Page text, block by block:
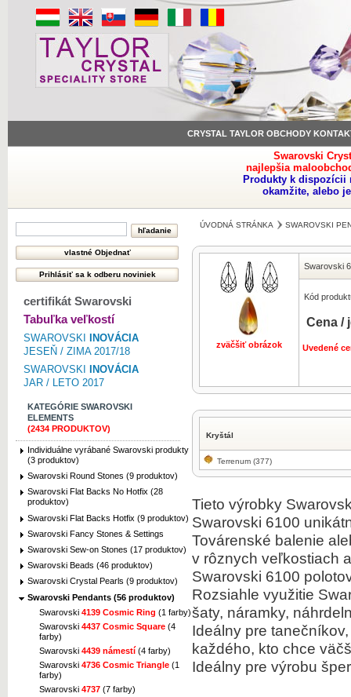
CRYSTAL TAYLOR OBCHODY
Swarovski
najlepšia
Produkty k dispozícii
okamžite, alebo
certifikát Swarovski
Tabuľka veľkostí
SWAROVSKI
INOVÁCIA
JESEŇ / ZIMA 2017/18
SWAROVSKI
INOVÁCIA
JAR / LETO 2017
KATEGÓRIE SWAROVSKI
ELEMENTS
(2434 PRODUKTOV)
Individuálne vyrábané Swarovski produkty
(3 produktov)
Swarovski Round Stones (9 produktov)
Swarovski Flat Backs No Hotfix (28
produktov)
Swarovski Flat Backs Hotfix (9 produktov)
Swarovski Fancy Stones & Settings
Swarovski Sew-on Stones (17 produktov)
Swarovski Beads (46 produktov)
Swarovski Crystal Pearls (9 produktov)
Swarovski Pendants (56 produktov)
Swarovski 4139 Cosmic Ring (1 farby)
Swarovski 4437 Cosmic Square (4
farby)
Swarovski 4439 námestí (4 farby)
Swarovski 4736 Cosmic Triangle (1
farby)
Swarovski 4737 (7 farby)
ÚVODNÁ STRÁNKA SWAROVSKI
zväčšiť obrázok
Swarovski
Kód
Cena /
Uvedené
Kryštál
Terrenum (377)
Tieto výrobky
Swarovski 6100
Továrenské balenie
v rôznych veľkostiach
Swarovski 6100
Rozsiahle využitie
šaty, náramky,
Ideálny pre
každého, kto chce
Ideálny pre výrobu